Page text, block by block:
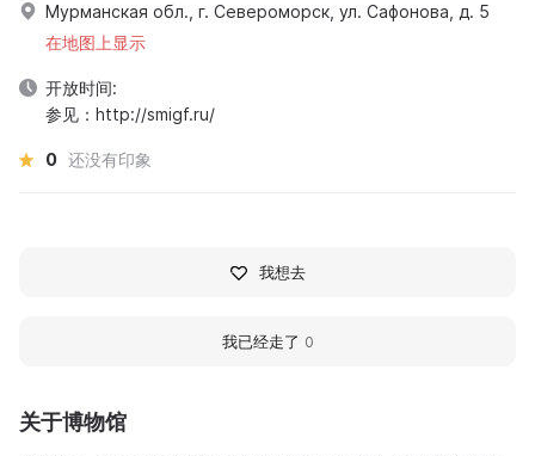
关于博物馆
Мурманская обл., г. Североморск, ул. Сафонова, д. 5
在地图上显示
开放时间:
参见：http://smigf.ru/
0 还没有印象
我想去
我已经走了 0